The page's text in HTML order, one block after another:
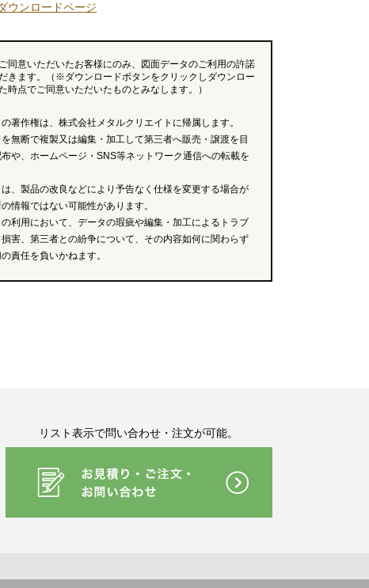
ウンロードページ
同意いただいたお客様にのみ、図面データのご利用の許諾
きます。（※ダウンロードボタンをクリックしダウンロー
時点でご同意いただいたものとみなします。）
著作権は、株式会社メタルクリエイトに帰属します。
無断で複製又は編集・加工して第三者へ販売・譲渡を目
や、ホームページ・SNS等ネットワーク通信への転載を
は、製品の改良などにより予告なく仕様を変更する場合が
情報ではない可能性があります。
の利用において、データの瑕疵や編集・加工によるトラブ
害、第三者との紛争について、その内容如何に関わらず
責任を負いかねます。
リスト表示で問い合わせ・注文が可能。